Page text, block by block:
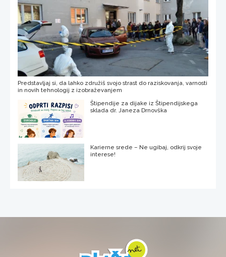
Predstavljaj si, da lahko združiš svojo strast do raziskovanja, varnosti
in novih tehnologij z izobraževanjem
Štipendije za dijake iz Štipendijskega
sklada dr. Janeza Drnovška
Karierne srede – Ne ugibaj, odkrij svoje
interese!